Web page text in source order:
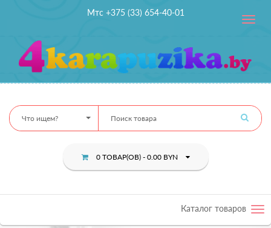
Мтс +375 (33) 654-40-01
Toggle
Что ищем?
0 ТОВАР(ОВ) - 0.00 BYN
Каталог товаров